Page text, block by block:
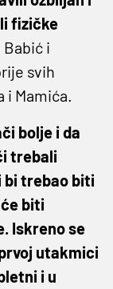
fizičke
Babić i
svih
i Mamića.
bolje i da
trebali
bi trebao biti
biti
Iskreno se
utakmici
i u